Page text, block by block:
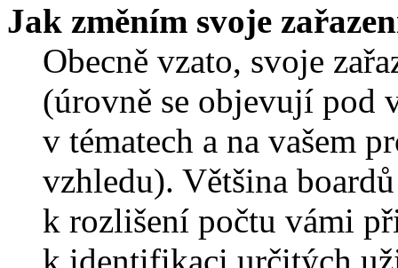
Jak změním svoje
Obecně vzato, svoje
(úrovně se objevují pod
v tématech a na vašem
vzhledu). Většina
k rozlišení počtu vámi